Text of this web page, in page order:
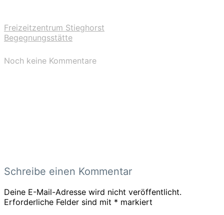
Freizeitzentrum Stieghorst
Begegnungsstätte
Noch keine Kommentare
Schreibe einen Kommentar
Deine E-Mail-Adresse wird nicht veröffentlicht.
Erforderliche Felder sind mit * markiert